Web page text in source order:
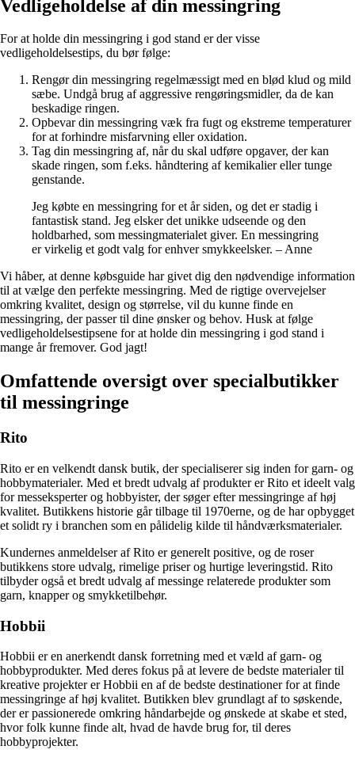
Vedligeholdelse af din messingring
For at holde din messingring i god stand er der visse
vedligeholdelsestips, du bør følge:
Rengør din messingring regelmæssigt med en blød klud og mild
sæbe. Undgå brug af aggressive rengøringsmidler, da de kan
beskadige ringen.
Opbevar din messingring væk fra fugt og ekstreme temperaturer
for at forhindre misfarvning eller oxidation.
Tag din messingring af, når du skal udføre opgaver, der kan
skade ringen, som f.eks. håndtering af kemikalier eller tunge
genstande.
Jeg købte en messingring for et år siden, og det er stadig i
fantastisk stand. Jeg elsker det unikke udseende og den
holdbarhed, som messingmaterialet giver. En messingring
er virkelig et godt valg for enhver smykkeelsker. – Anne
Vi håber, at denne købsguide har givet dig den nødvendige information
til at vælge den perfekte messingring. Med de rigtige overvejelser
omkring kvalitet, design og størrelse, vil du kunne finde en
messingring, der passer til dine ønsker og behov. Husk at følge
vedligeholdelsestipsene for at holde din messingring i god stand i
mange år fremover. God jagt!
Omfattende oversigt over specialbutikker
til messingringe
Rito
Rito er en velkendt dansk butik, der specialiserer sig inden for garn- og
hobbymaterialer. Med et bredt udvalg af produkter er Rito et ideelt valg
for messeksperter og hobbyister, der søger efter messingringe af høj
kvalitet. Butikkens historie går tilbage til 1970erne, og de har opbygget
et solidt ry i branchen som en pålidelig kilde til håndværksmaterialer.
Kundernes anmeldelser af Rito er generelt positive, og de roser
butikkens store udvalg, rimelige priser og hurtige leveringstid. Rito
tilbyder også et bredt udvalg af messinge relaterede produkter som
garn, knapper og smykketilbehør.
Hobbii
Hobbii er en anerkendt dansk forretning med et væld af garn- og
hobbyprodukter. Med deres fokus på at levere de bedste materialer til
kreative projekter er Hobbii en af ​​de bedste destinationer for at finde
messingringe af høj kvalitet. Butikken blev grundlagt af to søskende,
der er passionerede omkring håndarbejde og ønskede at skabe et sted,
hvor folk kunne finde alt, hvad de havde brug for, til deres
hobbyprojekter.